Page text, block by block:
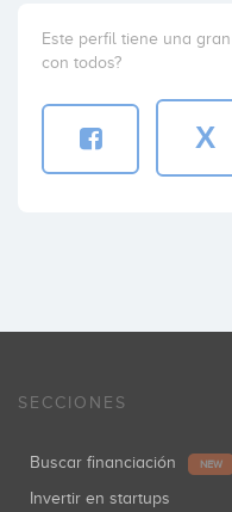
Este perfil tiene una
con todos?
X
SECCIONES
Buscar financiación NEW
Invertir en startups